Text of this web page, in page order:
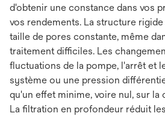
d'obtenir une constance dans vos
vos rendements. La structure
taille de pores constante, même
traitement difficiles. Les
fluctuations de la pompe, l'arrêt et
système ou une pression
qu'un effet minime, voire nul, sur la
La filtration en profondeur réduit